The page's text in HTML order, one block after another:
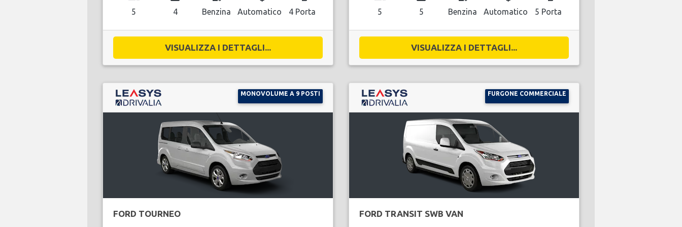
5 4 Benzina Automatico 4 Porta
VISUALIZZA I DETTAGLI...
5 5 Benzina Automatico 5 Porta
VISUALIZZA I DETTAGLI...
MONOVOLUME A 9 POSTI
FORD TOURNEO
FURGONE COMMERCIALE
FORD TRANSIT SWB VAN